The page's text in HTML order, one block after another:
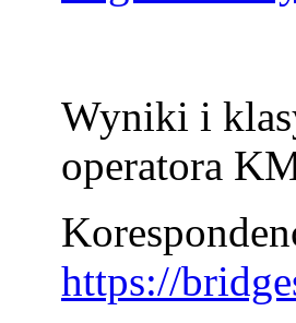
Wyniki i
operatora
https://